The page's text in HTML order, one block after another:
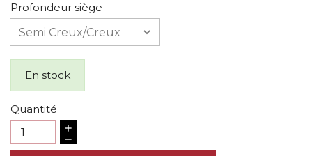
Profondeur siège
En stock
Quantité